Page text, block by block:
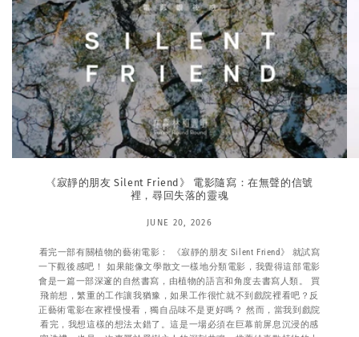
《寂靜的朋友 Silent Friend》 電影隨寫：在無聲的信號
裡，尋回失落的靈魂
JUNE 20, 2026
看完一部有關植物的藝術電影： 《寂靜的朋友 Silent Friend》 就試寫
一下觀後感吧！ 如果能像文學散文一樣地分類電影，我覺得這部電影
會是一篇一部深邃的自然書寫，由植物的語言和角度去書寫人類。 買
飛前想，繁重的工作讓我猶豫，如果工作很忙就不到戲院裡看吧？反
正藝術電影在家裡慢慢看，獨自品味不是更好嗎？ 然而，當我到戲院
看完，我想這樣的想法太錯了。這是一場必須在巨幕前屏息沉浸的感